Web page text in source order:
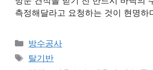
측정해달라고 요청하는 것이 현명하
카
테
방수공사
태
탈기반